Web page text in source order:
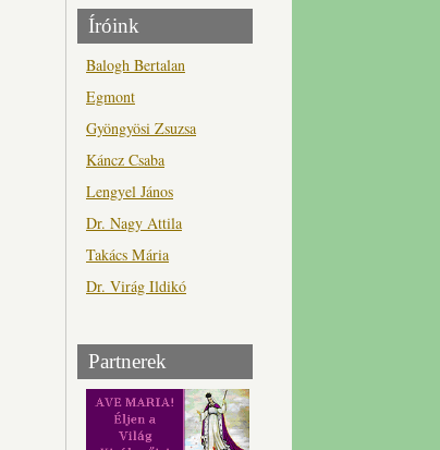
Íróink
Balogh Bertalan
Egmont
Gyöngyösi Zsuzsa
Káncz Csaba
Lengyel János
Dr. Nagy Attila
Takács Mária
Dr. Virág Ildikó
Partnerek